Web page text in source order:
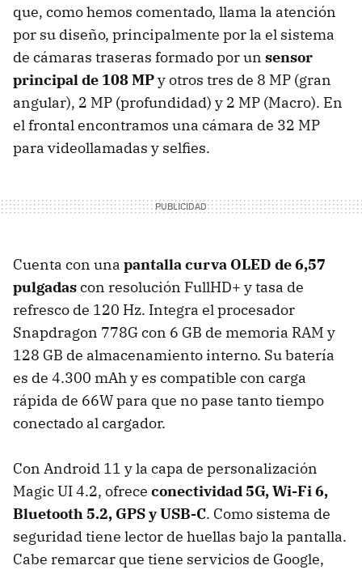
que, como hemos comentado, llama la atención
por su diseño, principalmente por la el sistema
de cámaras traseras formado por un sensor
principal de 108 MPy otros tres de 8 MP (gran
angular), 2 MP (profundidad) y 2 MP (Macro). En
el frontal encontramos una cámara de 32 MP
para videollamadas y selfies.
Cuenta con una pantalla curva OLED de 6,57
pulgadascon resolución FullHD+ y tasa de
refresco de 120 Hz. Integra el procesador
Snapdragon 778G con 6 GB de memoria RAM y
128 GB de almacenamiento interno. Su batería
es de 4.300 mAh y es compatible con carga
rápida de 66W para que no pase tanto tiempo
conectado al cargador.
Con Android 11 y la capa de personalización
Magic UI 4.2, ofrece conectividad 5G, Wi-Fi 6,
Bluetooth 5.2, GPS y USB-C. Como sistema de
seguridad tiene lector de huellas bajo la pantalla.
Cabe remarcar que tiene servicios de Google,